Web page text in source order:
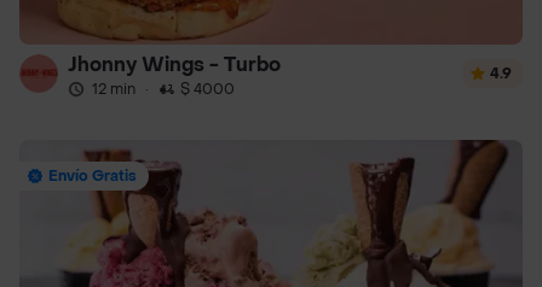
Jhonny Wings - Turbo
12 min · $ 4000
4.9
Envío Gratis